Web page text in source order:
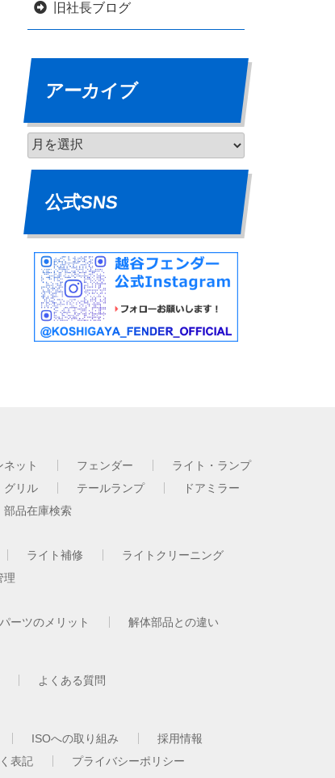
旧社長ブログ
アーカイブ
公式SNS
ネット フェンダー
ライト・ランプ
グリル テールランプ
ドアミラー
部品在庫検索
ライト補修
ライトクリーニング
理
ーツのメリット 解体部品との違い
よくある質問
ISOへの取り組み
採用情報
表記 プライバシーポリシー